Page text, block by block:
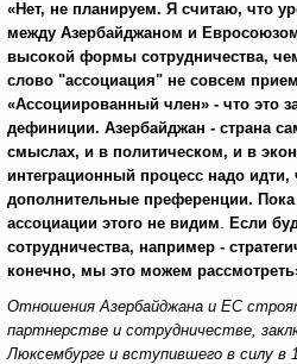
«Нет, не планируем. Я считаю, что
между Азербайджаном и
высокой формы сотрудничества,
слово "ассоциация" не совсем
«Ассоциированный член» - что это
дефиниции. Азербайджан - страна
смыслах, и в политическом, и в
интеграционный процесс надо
дополнительные преференции.
ассоциации этого не видим. Если
сотрудничества, например -
конечно, мы это можем
Отношения Азербайджана и ЕС
партнерстве и сотрудничестве,
Люксембурге и вступившего в силу в